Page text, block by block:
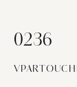
0236